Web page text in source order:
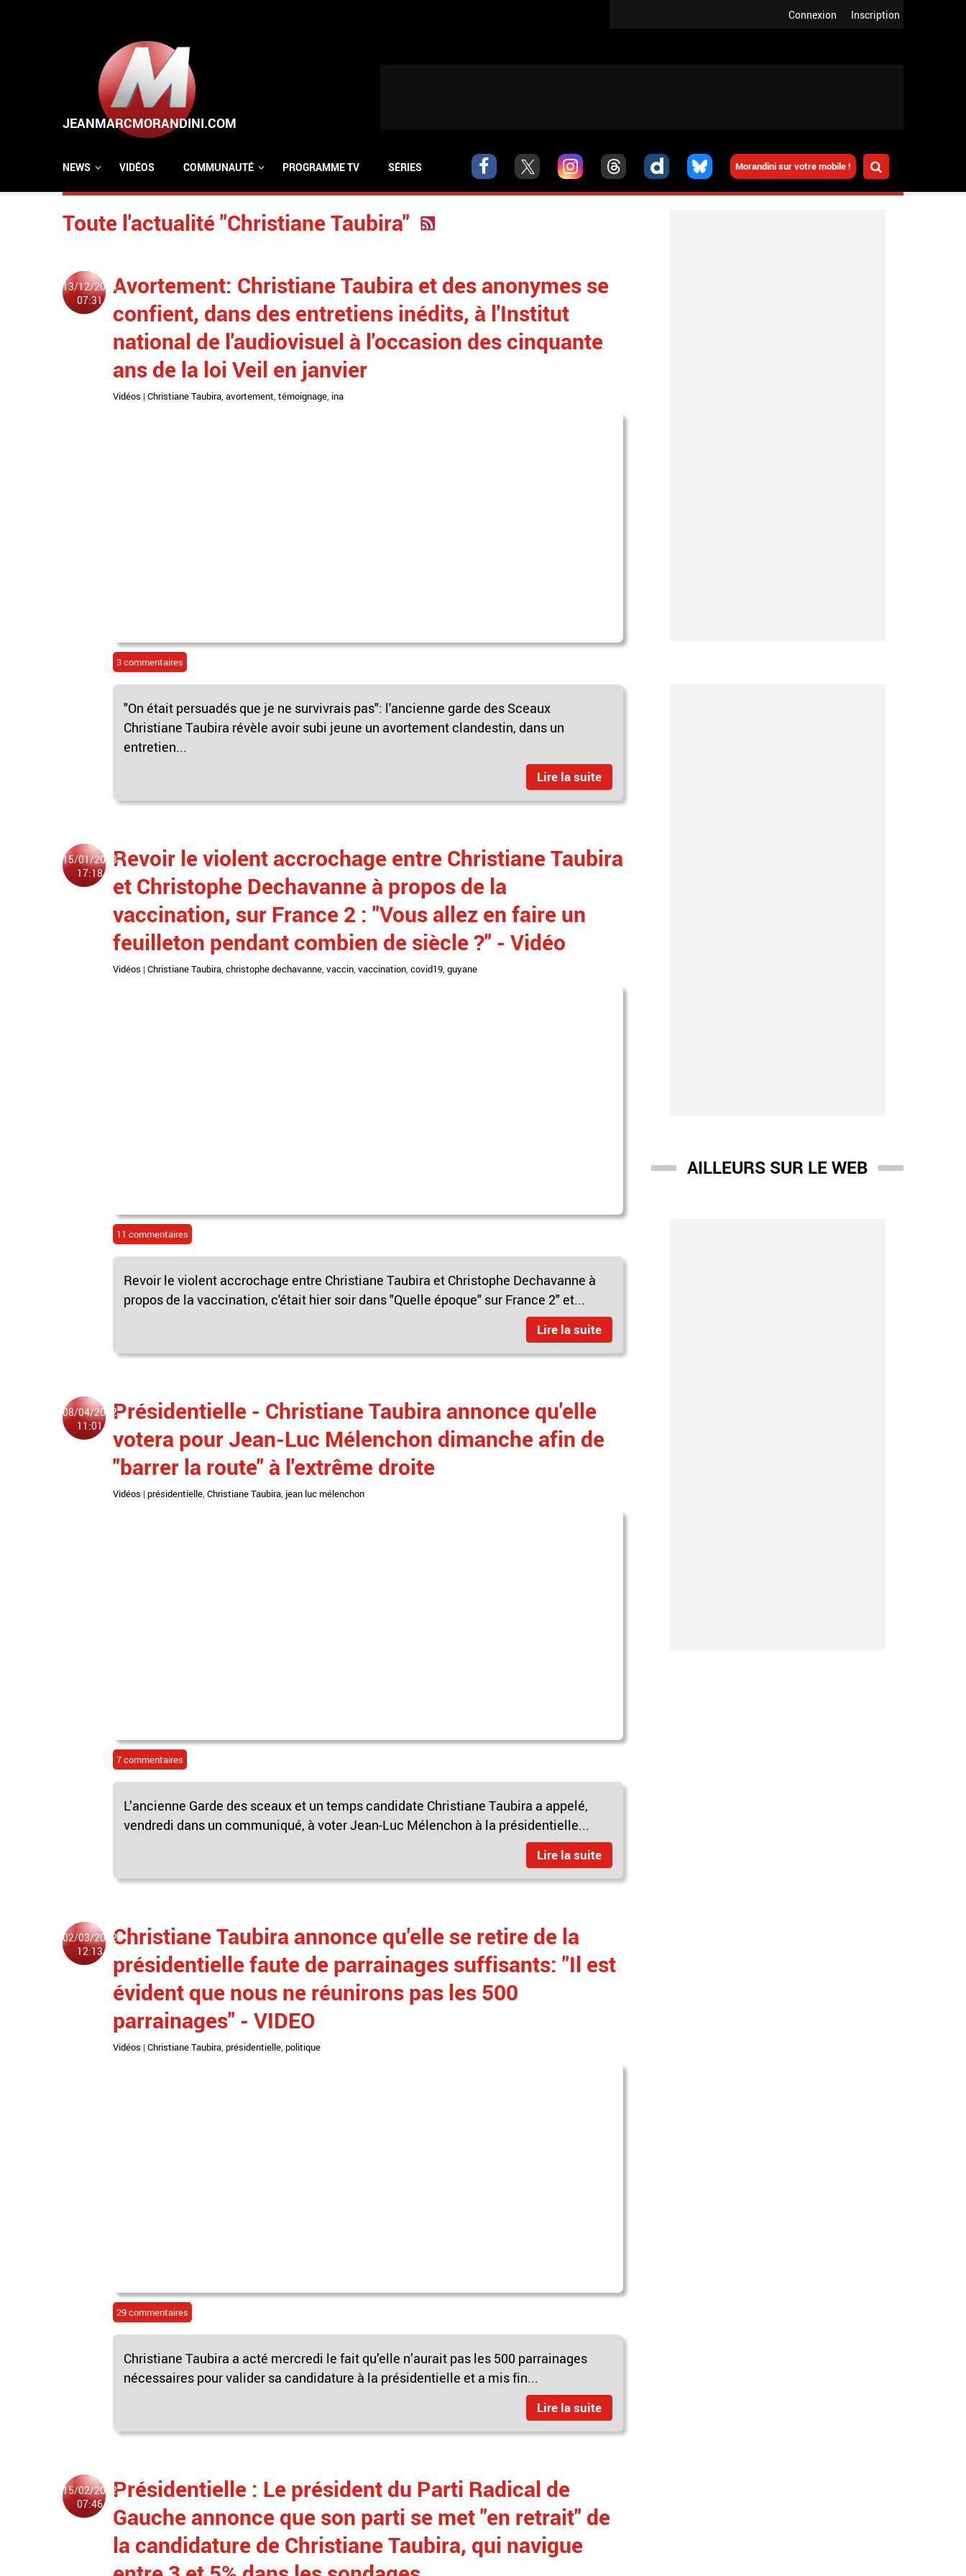
Inscription
Connexion
Morandini sur votre mobile !
NEWS VIDÉOS COMMUNAUTÉ PROGRAMME TV SÉRIES
Toute l'actualité "Christiane Taubira"
13/12/2024
07:31
Avortement: Christiane Taubira et des anonymes se
confient, dans des entretiens inédits, à l'Institut
national de l'audiovisuel à l'occasion des cinquante
ans de la loi Veil en janvier
Vidéos | Christiane Taubira, avortement, témoignage, ina
3 commentaires
"On était persuadés que je ne survivrais pas": l'ancienne garde des Sceaux
Christiane Taubira révèle avoir subi jeune un avortement clandestin, dans un
entretien...
Lire la suite
15/01/2023
17:18
Revoir le violent accrochage entre Christiane Taubira
et Christophe Dechavanne à propos de la
vaccination, sur France 2 : "Vous allez en faire un
feuilleton pendant combien de siècle ?" - Vidéo
Vidéos | Christiane Taubira christophe dechavanne vaccin vaccination covid19 guyane
11 commentaires
Revoir le violent accrochage entre Christiane Taubira et Christophe Dechavanne à
propos de la vaccination, c'était hier soir dans "Quelle époque" sur France 2" et...
Lire la suite
08/04/2022
11:01
Présidentielle - Christiane Taubira annonce qu'elle
votera pour Jean-Luc Mélenchon dimanche afin de
"barrer la route" à l'extrême droite
Vidéos | présidentielle, Christiane Taubira, jean luc mélenchon
7 commentaires
L’ancienne Garde des sceaux et un temps candidate Christiane Taubira a appelé,
vendredi dans un communiqué, à voter Jean-Luc Mélenchon à la présidentielle...
Lire la suite
02/03/2022
12:13
Christiane Taubira annonce qu'elle se retire de la
présidentielle faute de parrainages suffisants: "Il est
évident que nous ne réunirons pas les 500
parrainages" - VIDEO
Vidéos | Christiane Taubira présidentielle politique
29 commentaires
Christiane Taubira a acté mercredi le fait qu’elle n’aurait pas les 500 parrainages
nécessaires pour valider sa candidature à la présidentielle et a mis fin...
Lire la suite
15/02/2022
07:46
Présidentielle : Le président du Parti Radical de
Gauche annonce que son parti se met "en retrait" de
la candidature de Christiane Taubira, qui navigue
AILLEURS SUR LE WEB